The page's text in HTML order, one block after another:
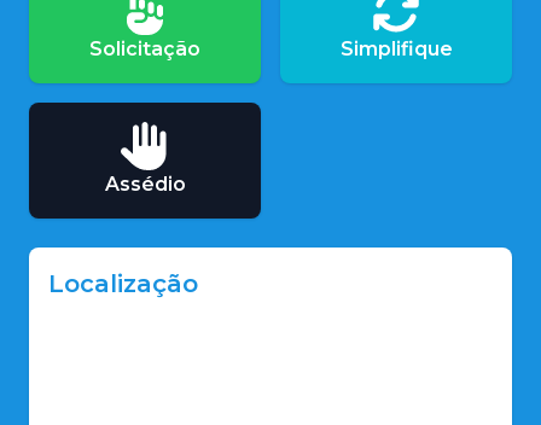
Solicitação Simplifique
Assédio
Localização